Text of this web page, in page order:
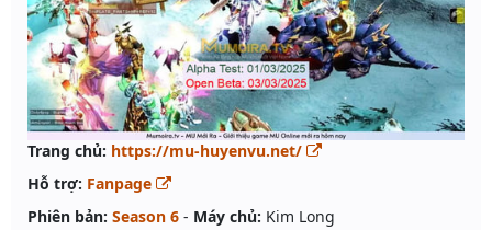
Trang chủ: https://mu-huyenvu.net/
Hỗ trợ: Fanpage
Phiên bản: Season 6 - Máy chủ: Kim Long